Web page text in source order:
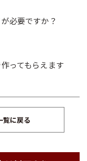
必要ですか？
ってもらえます
覧に戻る